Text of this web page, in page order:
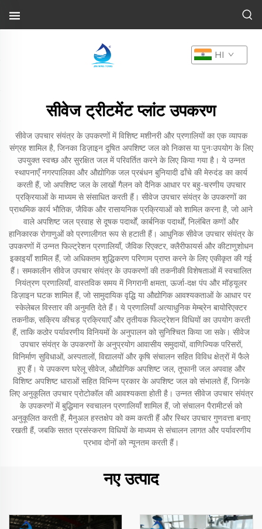
HI
सीवेज ट्रीटमेंट प्लांट उपकरण
सीवेज उपचार संयंत्र के उपकरणों में विशिष्ट मशीनरी और प्रणालियों का एक व्यापक
संग्रह शामिल है, जिनका डिज़ाइन दूषित अपशिष्ट जल को निकास या पुनःउपयोग के लिए
उपयुक्त स्वच्छ और सुरक्षित जल में परिवर्तित करने के लिए किया गया है। ये उन्नत
स्थापनाएँ नगरपालिका और औद्योगिक जल प्रबंधन बुनियादी ढाँचे की मेरुदंड का कार्य
करती हैं, जो अपशिष्ट जल के लाखों गैलन को दैनिक आधार पर बहु-चरणीय उपचार
प्रक्रियाओं के माध्यम से संसाधित करती हैं। सीवेज उपचार संयंत्र के उपकरणों का
प्राथमिक कार्य भौतिक, जैविक और रासायनिक प्रक्रियाओं को शामिल करना है, जो आने
वाले अपशिष्ट जल प्रवाह से दूषक पदार्थों, कार्बनिक पदार्थों, निलंबित कणों और
हानिकारक रोगाणुओं को प्रणालीगत रूप से हटाती हैं। आधुनिक सीवेज उपचार संयंत्र के
उपकरणों में उन्नत फिल्ट्रेशन प्रणालियाँ, जैविक रिएक्टर, क्लैरीफायर्स और कीटाणुशोधन
इकाइयाँ शामिल हैं, जो अधिकतम शुद्धिकरण परिणाम प्राप्त करने के लिए एकीकृत की गई
हैं। समकालीन सीवेज उपचार संयंत्र के उपकरणों की तकनीकी विशेषताओं में स्वचालित
नियंत्रण प्रणालियाँ, वास्तविक समय में निगरानी क्षमता, ऊर्जा-दक्ष पंप और मॉड्यूलर
डिज़ाइन घटक शामिल हैं, जो सामुदायिक वृद्धि या औद्योगिक आवश्यकताओं के आधार पर
स्केलेबल विस्तार की अनुमति देते हैं। ये प्रणालियाँ अत्याधुनिक मेम्ब्रेन बायोरिएक्टर
तकनीक, सक्रिय कीचड़ प्रक्रियाएँ और तृतीयक फिल्ट्रेशन विधियों का उपयोग करती
हैं, ताकि कठोर पर्यावरणीय विनियमों के अनुपालन को सुनिश्चित किया जा सके। सीवेज
उपचार संयंत्र के उपकरणों के अनुप्रयोग आवासीय समुदायों, वाणिज्यिक परिसरों,
विनिर्माण सुविधाओं, अस्पतालों, विद्यालयों और कृषि संचालन सहित विविध क्षेत्रों में फैले
हुए हैं। ये उपकरण घरेलू सीवेज, औद्योगिक अपशिष्ट जल, तूफानी जल अपवाह और
विशिष्ट अपशिष्ट धाराओं सहित विभिन्न प्रकार के अपशिष्ट जल को संभालते हैं, जिनके
लिए अनुकूलित उपचार प्रोटोकॉल की आवश्यकता होती है। उन्नत सीवेज उपचार संयंत्र
के उपकरणों में बुद्धिमान स्वचालन प्रणालियाँ शामिल हैं, जो संचालन पैरामीटर्स को
अनुकूलित करती हैं, मैनुअल हस्तक्षेप को कम करती हैं और स्थिर उपचार गुणवत्ता बनाए
रखती हैं, जबकि सतत प्रसंस्करण विधियों के माध्यम से संचालन लागत और पर्यावरणीय
प्रभाव दोनों को न्यूनतम करती हैं।
नए उत्पाद